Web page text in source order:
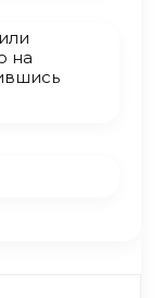
на